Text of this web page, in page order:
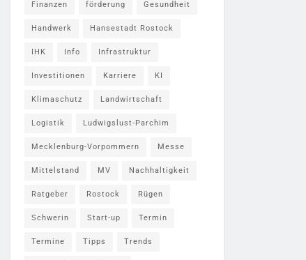
Finanzen förderung Gesundheit
Handwerk Hansestadt Rostock
IHK Info Infrastruktur
Investitionen Karriere KI
Klimaschutz Landwirtschaft
Logistik Ludwigslust-Parchim
Mecklenburg-Vorpommern Messe
Mittelstand MV Nachhaltigkeit
Ratgeber Rostock Rügen
Schwerin Start-up Termin
Termine Tipps Trends